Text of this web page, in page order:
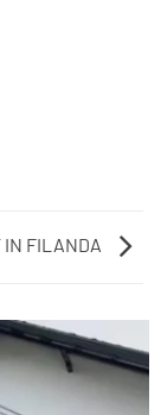
IN FILANDA